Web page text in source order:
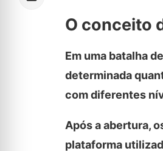
O conceito
Em uma batalha
determinada
com diferentes
Após a abertura,
plataforma